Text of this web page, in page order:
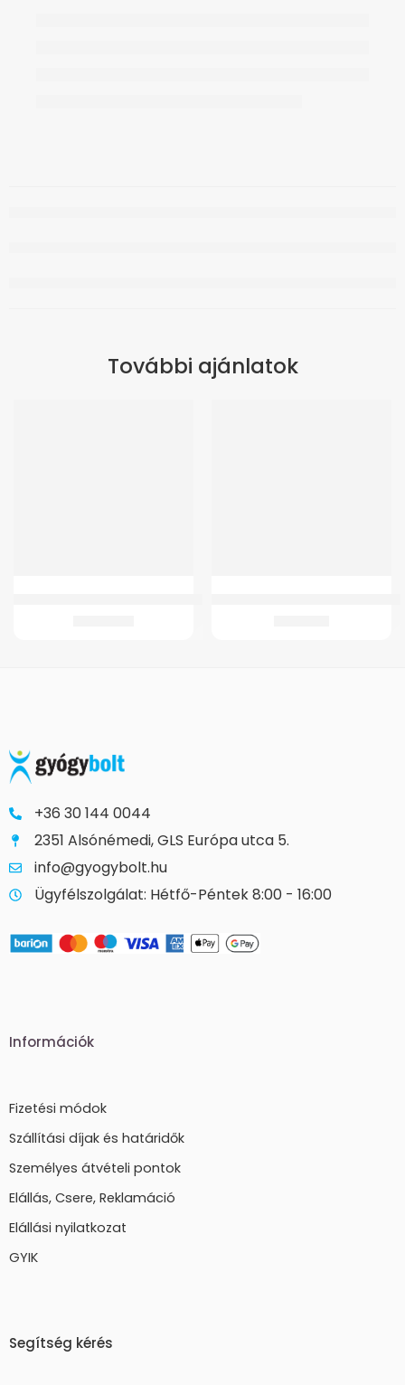
További ajánlatok
+36 30 144 0044
2351 Alsónémedi, GLS Európa utca 5.
info@gyogybolt.hu
Ügyfélszolgálat: Hétfő-Péntek 8:00 - 16:00
Információk
Fizetési módok
Szállítási díjak és határidők
Személyes átvételi pontok
Elállás, Csere, Reklamáció
Elállási nyilatkozat
GYIK
Segítség kérés